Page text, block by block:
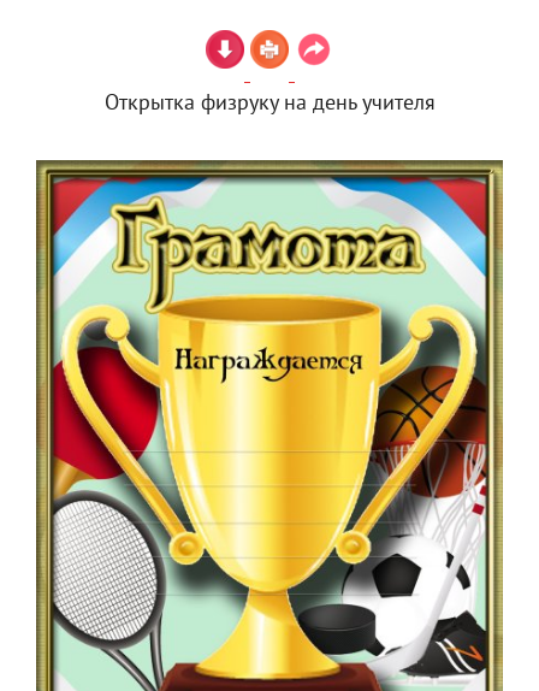
Открытка физруку на день учителя